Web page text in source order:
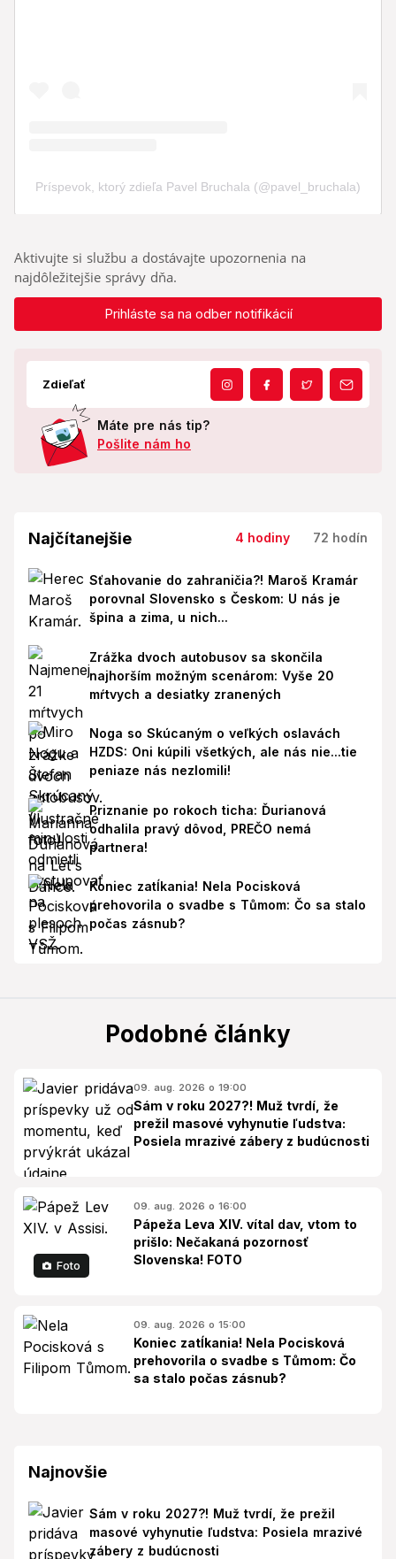
Aktivujte si službu a dostávajte upozornenia na
najdôležitejšie správy dňa.
Prihláste sa na odber notifikácií
Zdieľať
Máte pre nás tip?
Pošlite nám ho
Najčítanejšie 4 hodiny 72 hodín
Sťahovanie do zahraničia?! Maroš Kramár
porovnal Slovensko s Českom: U nás je
špina a zima, u nich...
Zrážka dvoch autobusov sa skončila
najhorším možným scenárom: Vyše 20
mŕtvych a desiatky zranených
Noga so Skúcaným o veľkých oslavách
HZDS: Oni kúpili všetkých, ale nás nie...tie
peniaze nás nezlomili!
Priznanie po rokoch ticha: Ďurianová
odhalila pravý dôvod, PREČO nemá
partnera!
Koniec zatĺkania! Nela Pocisková
prehovorila o svadbe s Tůmom: Čo sa stalo
počas zásnub?
Podobné články
09. aug. 2026 o 19:00
Sám v roku 2027?! Muž tvrdí, že
prežil masové vyhynutie ľudstva:
Posiela mrazivé zábery z budúcnosti
Foto
09. aug. 2026 o 16:00
Pápeža Leva XIV. vítal dav, vtom to
prišlo: Nečakaná pozornosť
Slovenska! FOTO
09. aug. 2026 o 15:00
Koniec zatĺkania! Nela Pocisková
prehovorila o svadbe s Tůmom: Čo
sa stalo počas zásnub?
Najnovšie
Sám v roku 2027?! Muž tvrdí, že prežil
masové vyhynutie ľudstva: Posiela mrazivé
zábery z budúcnosti